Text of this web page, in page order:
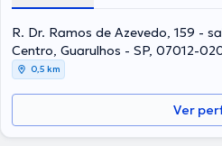
R. Dr. Ramos de Azevedo, 159 -
Centro, Guarulhos - SP, 07012-
0,5 km
Ver